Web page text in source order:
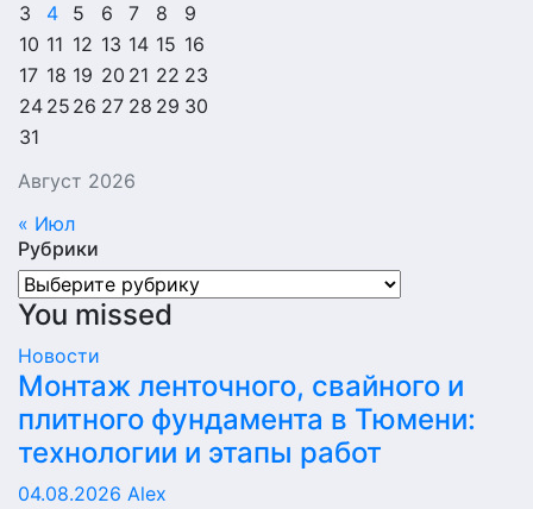
Август 2026
3
4 5 6 7 8
9
10 11 12 13 14 15 16
17 18 19 20 21 22 23
24 25 26 27 28 29 30
31
« Июл
Рубрики
Рубрики
You missed
Новости
Монтаж ленточного, свайного и
плитного фундамента в Тюмени:
технологии и этапы работ
04.08.2026 Alex